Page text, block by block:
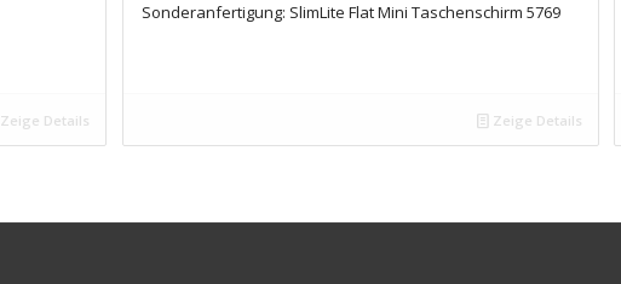
Zeige Details
Sonderanfertigung: SlimLite Flat Mini Taschenschirm 5769
Zeige Details